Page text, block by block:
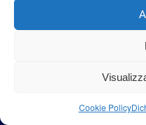
Cookie Policy
Proudly